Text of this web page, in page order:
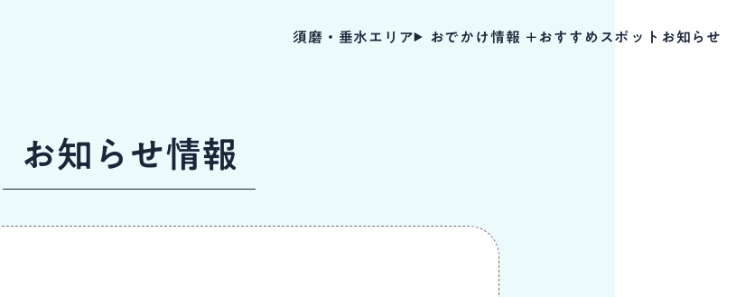
須磨・垂水エリア おでかけ情報 おすすめスポット お知らせ
お知らせ情報